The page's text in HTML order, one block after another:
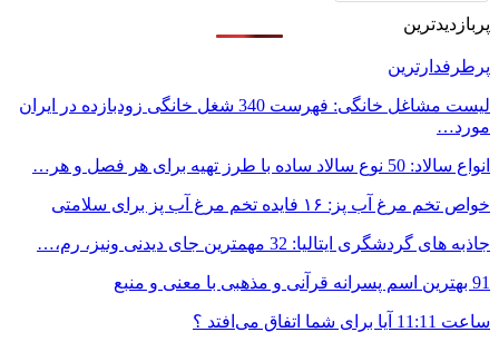
پربازدیدترین
پرطرفدارترین
لیست مشاغل خانگی: فهرست 340 شغل خانگی زودبازده در ایران
مورد…
انواع سالاد: 50 نوع سالاد ساده با طرز تهیه برای هر فصل و هر…
خواص تخم مرغ آب پز: ۱۶ فایده تخم مرغ آب پز برای سلامتی
جاذبه های گردشگری ایتالیا: 32 مهمترین جای دیدنی ونیز، رم،…
91 بهترین اسم پسرانه قرآنی و مذهبی با معنی و منبع
ساعت 11:11 آیا برای شما اتفاق می‌افتد ؟